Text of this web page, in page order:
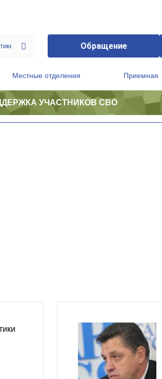
Обращение
Местные отделения Приемная
УЧАСТНИКОВ СВО